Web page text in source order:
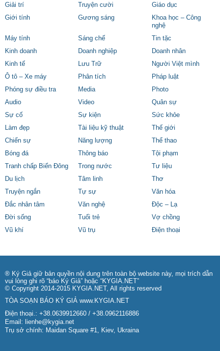
Giải trí
Truyện cười
Giáo dục
Giới tính
Gương sáng
Khoa học – Công
nghệ
Máy tính
Sáng chế
Tin tặc
Kinh doanh
Doanh nghiệp
Doanh nhân
Kinh tế
Lưu Trữ
Người Việt mình
Ô tô – Xe máy
Phân tích
Pháp luật
Phóng sự điều tra
Media
Photo
Audio
Video
Quân sự
Sự cố
Sự kiện
Sức khỏe
Làm đẹp
Tài liệu kỹ thuật
Thế giới
Chiến sự
Năng lượng
Thể thao
Bóng đá
Thông báo
Tội phạm
Tranh chấp Biển Đông
Trong nước
Tư liệu
Du lịch
Tâm linh
Thơ
Truyện ngắn
Tự sự
Văn hóa
Đắc nhân tâm
Văn nghệ
Độc – Lạ
Đời sống
Tuổi trẻ
Vợ chồng
Vũ khí
Vũ trụ Điện thoại
® Ký Giả giữ bản quyền nội dung trên toàn bộ website này, mọi trích dẫn
vui lòng ghi rõ “báo Ký Giả” hoặc “KYGIA.NET”
© Copyright 2014-2015 KYGIA.NET, All rights reserved
TÒA SOẠN BÁO KÝ GIẢ www.KYGIA.NET
Điện thoại.: +38.0639912660 / +38.0962116886
Email: lienhe@kygia.net
Trụ sở chính: Maidan Square #1, Kiev, Ukraina